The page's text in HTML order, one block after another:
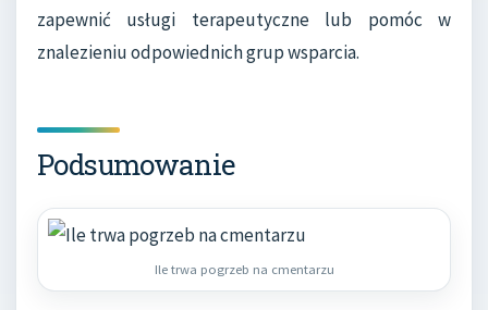
zapewnić usługi terapeutyczne lub pomóc w
znalezieniu odpowiednich grup wsparcia.
Podsumowanie
Ile trwa pogrzeb na cmentarzu